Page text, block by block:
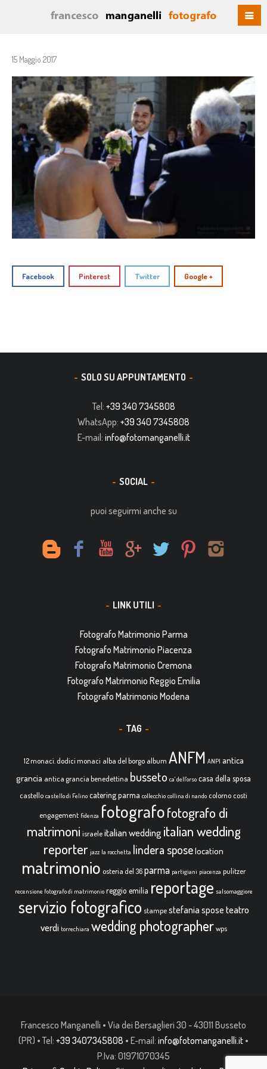
15 Maggio 2017
Facebook Pinterest Twitter Google +
SOLO SU APPUNTAMENTO
Tel: +39 340 7345808
WhatsApp: +39 340 7345808
E-mail: info@fotomanganelli.it
SOCIAL
puoi seguirmi anche su
LINK UTILI
Fotografo Matrimonio Parma
Fotografo Matrimonio Piacenza
Fotografo Matrimonio Cremona
Fotografo Matrimonio Reggio Emilia
Fotografo Matrimonio Modena
TAG
12 monaci. dodici monaci alba del borgo album ANFM ANPI antica
grancia antica grancia benedettina busseto ca' dell'orso casa della sposa
castello castello di Felino catering parma collecchio collina di nando colorno costi
engagement fidenza fotografofotografo di
matrimoni israele italian wedding italian wedding
reporter jazz la rocchetta lindera sposelocation
matrimonio osteria del 36parma partigiani piacenza pulitzer
recensione fotografo di matrimonio reggio emilia reportage salsomaggiore
servizio fotografico stampe stefania spose teatro
verdi torrechiara wedding photographer wps
Francesco Manganelli • Via dei Bersaglieri 30 - 43011 Busseto
(PR) • Tel: +39 3407345808 • E-mail: info@fotomanganelli.it •
P.Iva: 01971070345